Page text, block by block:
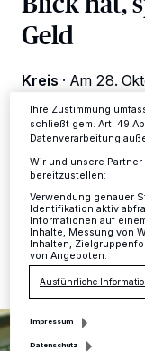
Geld
Kreis · Am 28.
Geräte die
sollte die
24.10.2018 , 08:54
Anzeigen
dieses Menü jederzeit
ändern oder Ihre
Ihre Einstellungen
Informationen finden
Ihre Zustimmung
schließt gem. Art. 49
Datenverarbeitung
Wir und unsere
bereitzustellen:
Verwendung genauer
Identifikation aktiv
Informationen auf
Inhalte, Messung von
Inhalten,
von Angeboten.
Ausführliche
Impressum
Datenschutz